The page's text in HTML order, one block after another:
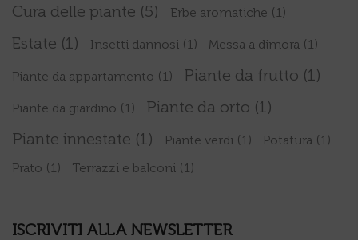
Cura delle piante (5) Erbe aromatiche (1)
Estate (1) Insetti dannosi (1) Messa a dimora (1)
Piante da appartamento (1) Piante da frutto (1)
Piante da giardino (1) Piante da orto (1)
Piante innestate (1) Piante verdi (1) Potatura (1)
Prato (1) Terrazzi e balconi (1)
ISCRIVITI ALLA NEWSLETTER